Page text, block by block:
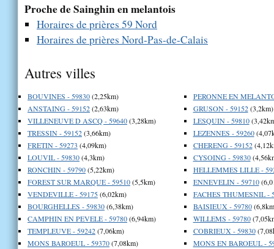
Proche de Sainghin en melantois
Horaires de prières 59 Nord
Horaires de prières Nord-Pas-de-Calais
Autres villes
BOUVINES - 59830(2,25km)
ANSTAING - 59152(2,63km)
VILLENEUVE D ASCQ - 59640(3,28km)
TRESSIN - 59152(3,66km)
FRETIN - 59273 (4,09km)
LOUVIL - 59830(4,3km)
RONCHIN - 59790(5,22km)
FOREST SUR MARQUE - 59510(5,5km)
VENDEVILLE - 59175(6,02km)
BOURGHELLES - 59830(6,38km)
CAMPHIN EN PEVELE - 59780(6,94km)
TEMPLEUVE - 59242(7,06km)
MONS BAROEUL - 59370(7,08km)
PERONNE EN
GRUSON - 59152(3,2km)
LESQUIN - 59810
LEZENNES - 59260
CHERENG - 59152
CYSOING - 59830
HELLEMMES LILLE -
ENNEVELIN - 59710
FACHES THUMESNIL -
BAISIEUX - 59780
WILLEMS - 59780
COBRIEUX - 59830
MONS EN BAROEUL -